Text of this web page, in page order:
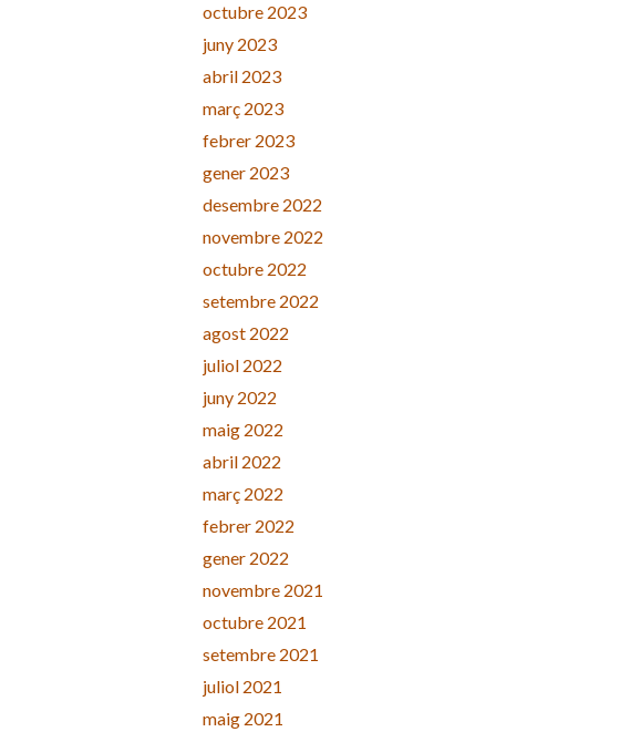
octubre 2023
juny 2023
abril 2023
març 2023
febrer 2023
gener 2023
desembre 2022
novembre 2022
octubre 2022
setembre 2022
agost 2022
juliol 2022
juny 2022
maig 2022
abril 2022
març 2022
febrer 2022
gener 2022
novembre 2021
octubre 2021
setembre 2021
juliol 2021
maig 2021